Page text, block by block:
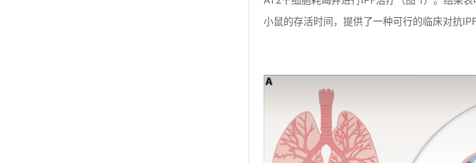
小鼠的存活时间，提供了一种可行的临床对抗IPF